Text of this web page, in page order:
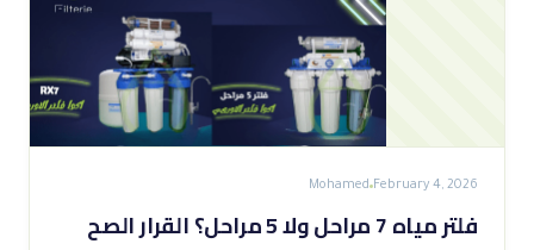
February 4, 2026
Mohamed
فلتر مياه 7 مراحل ولا 5 مراحل؟ القرار الصح